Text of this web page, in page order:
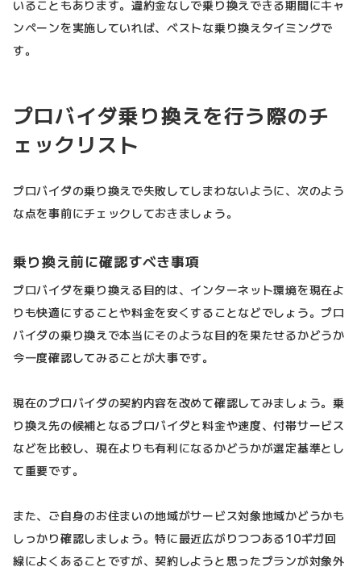
いることもあります。違約金なしで乗り換えできる期間にキャ
ンペーンを実施していれば、ベストな乗り換えタイミングで
す。
プロバイダ乗り換えを行う際のチ
ェックリスト
プロバイダの乗り換えで失敗してしまわないように、次のよう
な点を事前にチェックしておきましょう。
乗り換え前に確認すべき事項
プロバイダを乗り換える目的は、インターネット環境を現在よ
りも快適にすることや料金を安くすることなどでしょう。プロ
バイダの乗り換えで本当にそのような目的を果たせるかどうか
今一度確認してみることが大事です。
現在のプロバイダの契約内容を改めて確認してみましょう。乗
り換え先の候補となるプロバイダと料金や速度、付帯サービス
などを比較し、現在よりも有利になるかどうかが選定基準とし
て重要です。
また、ご自身のお住まいの地域がサービス対象地域かどうかも
しっかり確認しましょう。特に最近広がりつつある10ギガ回
線によくあることですが、契約しようと思ったプランが対象外